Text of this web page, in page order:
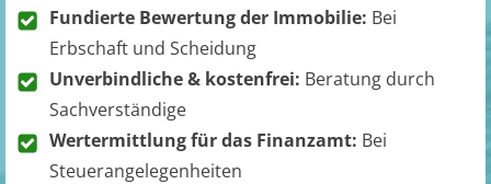
Fundierte Bewertung der Immobilie: Bei
Erbschaft und Scheidung
Unverbindliche & kostenfrei: Beratung durch
Sachverständige
Wertermittlung für das Finanzamt: Bei
Steuerangelegenheiten